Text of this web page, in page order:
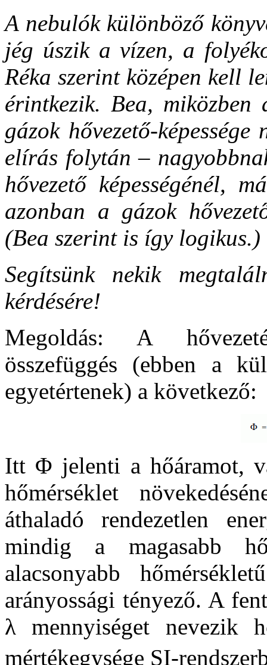
A nebulók különböző
jég úszik a vízen, a
Réka szerint középen kell
érintkezik. Bea,
gázok hővezető-
elírás folytán –
hővezető képességénél,
azonban a gázok
(Bea szerint is így logikus.)
Segítsünk nekik
kérdésére!
Megoldás: A
összefüggés (ebben a
egyetértenek) a következő:
Itt Φ jelenti a hőáramot,
hőmérséklet
áthaladó rendezetlen
mindig a magasabb
alacsonyabb
arányossági tényező. A
λ mennyiséget nevezik
mértékegysége SI-